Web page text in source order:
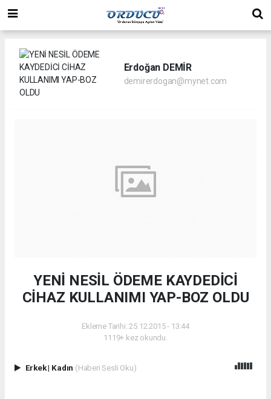
Erdoğan DEMİR
demirerdogan@mynet.com
YENİ NESİL ÖDEME KAYDEDİCİ
CİHAZ KULLANIMI YAP-BOZ OLDU
Ekleme Tarihi: 25.12.2015 - 13:44
1119+ kez okundu.
Erkek| Kadın (Haberi Sesli Oku)